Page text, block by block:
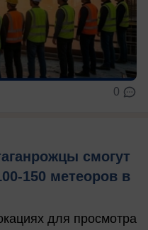
0
смогут
150 метеоров в
для просмотра